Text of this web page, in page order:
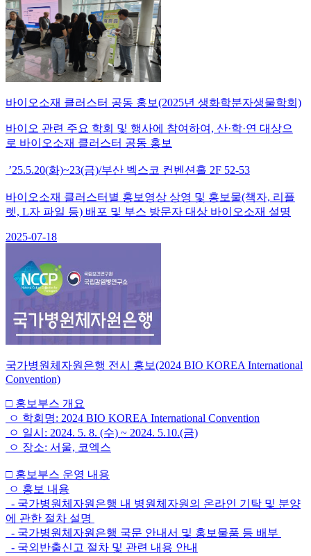
바이오소재 클러스터 공동 홍보(2025년 생화학분자생물학회)
바이오 관련 주요 학회 및 행사에 참여하여, 산·학·연 대상으
로 바이오소재 클러스터 공동 홍보
’25.5.20(화)~23(금)/부산 벡스코 컨벤션홀 2F 52-53
바이오소재 클러스터별 홍보영상 상영 및 홍보물(책자, 리플
렛, L자 파일 등) 배포 및 부스 방문자 대상 바이오소재 설명
2025-07-18
국가병원체자원은행 전시 홍보(2024 BIO KOREA International
Convention)
□ 홍보부스 개요
ㅇ 학회명: 2024 BIO KOREA International Convention
ㅇ 일시: 2024. 5. 8. (수) ~ 2024. 5.10.(금)
ㅇ 장소: 서울, 코엑스
□ 홍보부스 운영 내용
ㅇ 홍보 내용
- 국가병원체자원은행 내 병원체자원의 온라인 기탁 및 분양
에 관한 절차 설명
- 국가병원체자원은행 국문 안내서 및 홍보물품 등 배부
- 국외반출신고 절차 및 관련 내용 안내